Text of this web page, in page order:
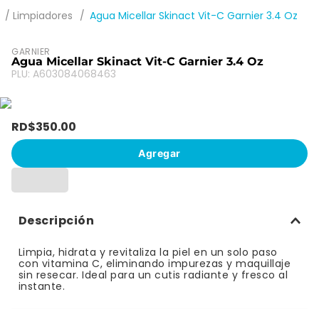
3
buenas noches nosotras
5.
queso
8.
leche
cuadernos
Limpiadores
Agua Micellar Skinact Vit-C Garnier 3.4 Oz
GARNIER
Agua Micellar Skinact Vit-C Garnier 3.4 Oz
PLU: A603084068463
RD$350.00
Agregar
Descripción
Limpia, hidrata y revitaliza la piel en un solo paso
con vitamina C, eliminando impurezas y maquillaje
sin resecar. Ideal para un cutis radiante y fresco al
instante.